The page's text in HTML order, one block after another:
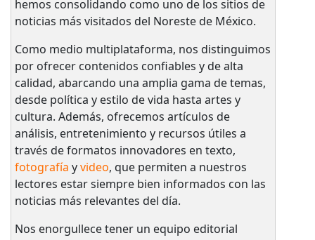
hemos consolidando como uno de los sitios de
noticias más visitados del Noreste de México.
Como medio multiplataforma, nos distinguimos
por ofrecer contenidos confiables y de alta
calidad, abarcando una amplia gama de temas,
desde política y estilo de vida hasta artes y
cultura. Además, ofrecemos artículos de
análisis, entretenimiento y recursos útiles a
través de formatos innovadores en texto,
fotografía yvideo, que permiten a nuestros
lectores estar siempre bien informados con las
noticias más relevantes del día.
Nos enorgullece tener un equipo editorial